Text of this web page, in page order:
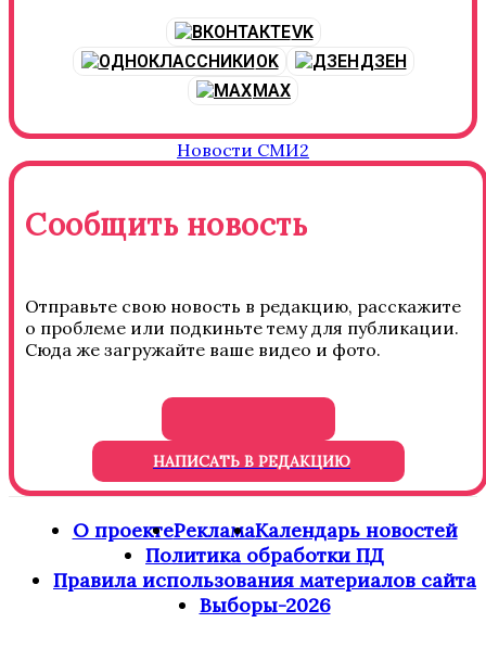
VK
OK
ДЗЕН
MAX
Новости СМИ2
Сообщить новость
Отправьте свою новость в редакцию, расскажите
о проблеме или подкиньте тему для публикации.
Сюда же загружайте ваше видео и фото.
НАПИСАТЬ В РЕДАКЦИЮ
О проектеРекламаКалендарь новостей
Политика обработки ПД
Правила использования материалов сайта
Выборы-2026